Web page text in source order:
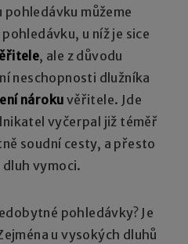
můžeme
u níž je sice
, ale z důvodu
neschopnosti dlužníka
nároku věřitele. Jde
vyčerpal již téměř
soudní cesty, a přesto
dluh vymoci.
pohledávky? Je
u vysokých dluhů